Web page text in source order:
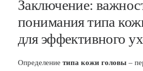
Заключение:
понимания типа
для эффективного
Определение типа кожи головы –